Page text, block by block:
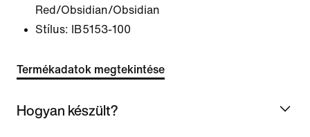
Red/Obsidian/Obsidian
Stílus:
IB5153-100
Termékadatok megtekintése
Hogyan készült?